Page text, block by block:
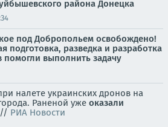
района Донецка
под Добропольем освобождено!
подготовка, разведка и разработка
выполнить задачу
налете украинских дронов на
Раненой уже оказали
РИА Новости